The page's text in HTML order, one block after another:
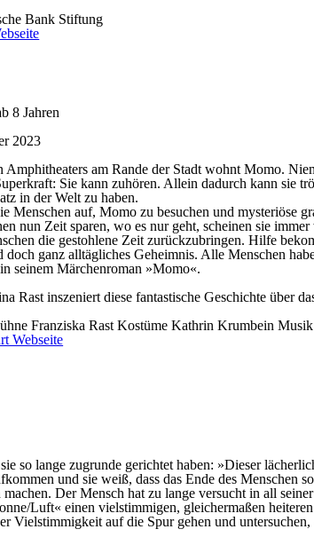
Bank Stiftung
8 Jahren
2023
Amphitheaters am Rande der Stadt wohnt Momo.
Sie kann zuhören. Allein dadurch kann sie
in der Welt zu haben.
Menschen auf, Momo zu besuchen und mysteriöse
nun Zeit sparen, wo es nur geht, scheinen sie
die gestohlene Zeit zurückzubringen. Hilfe
doch ganz alltägliches Geheimnis. Alle Menschen
seinem Märchenroman »Momo«.
Rast inszeniert diese fantastische Geschichte über
Franziska RastKostüme Kathrin KrumbeinMusik
Webseite
so lange zugrunde gerichtet haben: »Dieser
und sie weiß, dass das Ende des
Der Mensch hat zu lange versucht in all
Luft« einen vielstimmigen, gleichermaßen
Vielstimmigkeit auf die Spur gehen und